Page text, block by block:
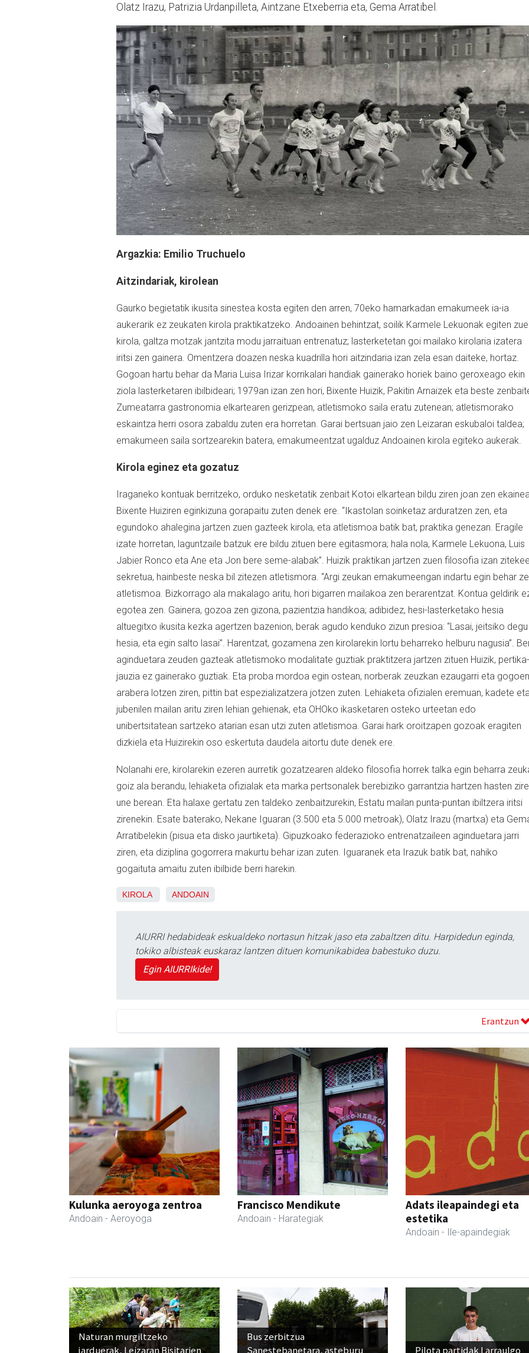
Olatz Irazu, Patrizia Urdanpilleta, Aintzane Etxeberria eta, Gema Arratibel.
Argazkia: Emilio Truchuelo
Aitzindariak, kirolean
Gaurko begietatik ikusita sinestea kosta egiten den arren, 70eko hamarkadan emakumeek ia-ia
aukerarik ez zeukaten kirola praktikatzeko. Andoainen behintzat, soilik Karmele Lekuonak egiten
kirola, galtza motzak jantzita modu jarraituan entrenatuz; lasterketetan goi mailako kirolaria izatera
iritsi zen gainera. Omentzera doazen neska kuadrilla hori aitzindaria izan zela esan daiteke, hortaz.
Gogoan hartu behar da Maria Luisa Irizar korrikalari handiak gainerako horiek baino geroxeago ekin
ziola lasterketaren ibilbideari; 1979an izan zen hori, Bixente Huizik, Pakitin Arnaizek eta beste
Zumeatarra gastronomia elkartearen gerizpean, atletismoko saila eratu zutenean; atletismorako
eskaintza herri osora zabaldu zuten era horretan. Garai bertsuan jaio zen Leizaran eskubaloi taldea;
emakumeen saila sortzearekin batera, emakumeentzat ugalduz Andoainen kirola egiteko aukerak.
Kirola eginez eta gozatuz
Iraganeko kontuak berritzeko, orduko nesketatik zenbait Kotoi elkartean bildu ziren joan zen
Bixente Huiziren eginkizuna gorapaitu zuten denek ere. “Ikastolan soinketaz arduratzen zen, eta
egundoko ahalegina jartzen zuen gazteek kirola, eta atletismoa batik bat, praktika genezan. Eragile
izate horretan, laguntzaile batzuk ere bildu zituen bere egitasmora; hala nola, Karmele Lekuona, Luis
Jabier Ronco eta Ane eta Jon bere seme-alabak”. Huizik praktikan jartzen zuen filosofia izan
sekretua, hainbeste neska bil zitezen atletismora. “Argi zeukan emakumeengan indartu egin behar
atletismoa. Bizkorrago ala makalago aritu, hori bigarren mailakoa zen berarentzat. Kontua geldirik
egotea zen. Gainera, gozoa zen gizona, pazientzia handikoa; adibidez, hesi-lasterketako hesia
altuegitxo ikusita kezka agertzen bazenion, berak agudo kenduko zizun presioa: “Lasai, jeitsiko degu
hesia, eta egin salto lasai”. Harentzat, gozamena zen kirolarekin lortu beharreko helburu nagusia”.
aginduetara zeuden gazteak atletismoko modalitate guztiak praktitzera jartzen zituen Huizik, pertika-
jauzia ez gainerako guztiak. Eta proba mordoa egin ostean, norberak zeuzkan ezaugarri eta gogoen
arabera lotzen ziren, pittin bat espezializatzera jotzen zuten. Lehiaketa ofizialen eremuan, kadete
jubenilen mailan aritu ziren lehian gehienak, eta OHOko ikasketaren osteko urteetan edo
unibertsitatean sartzeko atarian esan utzi zuten atletismoa. Garai hark oroitzapen gozoak eragiten
dizkiela eta Huizirekin oso eskertuta daudela aitortu dute denek ere.
Nolanahi ere, kirolarekin ezeren aurretik gozatzearen aldeko filosofia horrek talka egin beharra
goiz ala berandu, lehiaketa ofizialak eta marka pertsonalek berebiziko garrantzia hartzen hasten
une berean. Eta halaxe gertatu zen taldeko zenbaitzurekin, Estatu mailan punta-puntan ibiltzera iritsi
zirenekin. Esate baterako, Nekane Iguaran (3.500 eta 5.000 metroak), Olatz Irazu (martxa) eta
Arratibelekin (pisua eta disko jaurtiketa). Gipuzkoako federazioko entrenatzaileen aginduetara jarri
ziren, eta diziplina gogorrera makurtu behar izan zuten. Iguaranek eta Irazuk batik bat, nahiko
gogaituta amaitu zuten ibilbide berri harekin.
KIROLA ANDOAIN
AIURRI hedabideak eskualdeko nortasun hitzak jaso eta zabaltzen ditu. Harpidedun eginda,
tokiko albisteak euskaraz lantzen dituen komunikabidea babestuko duzu.
Egin AIURRIkide!
Erantzun
Kulunka aeroyoga zentroa
Andoain - Aeroyoga
Francisco Mendikute
Andoain - Harategiak
Adats ileapaindegi eta
estetika
Andoain - Ile-apaindegiak
Naturan murgiltzeko
jarduerak, Leizaran Bisitarien
Bus zerbitzua
Sanestebanetara, asteburu
Pilota partidak Larraulgo